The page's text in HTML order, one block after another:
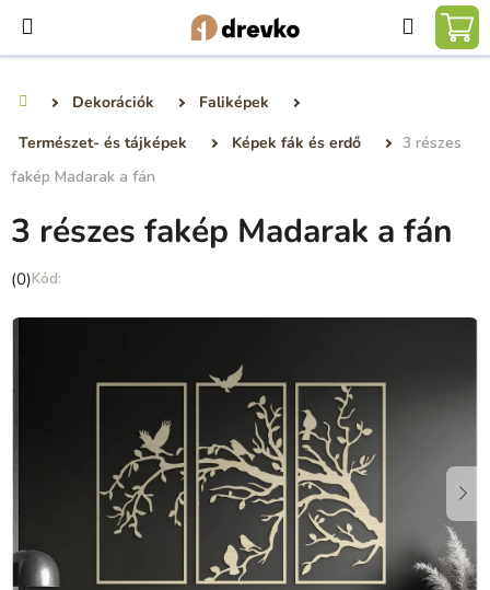
fő
Dekorációk
Faliképek
Természet- és tájképek
Képek fák és erdő
3 részes
fakép Madarak a fán
3 részes fakép Madarak a fán
A
átlagos
ből
(0)